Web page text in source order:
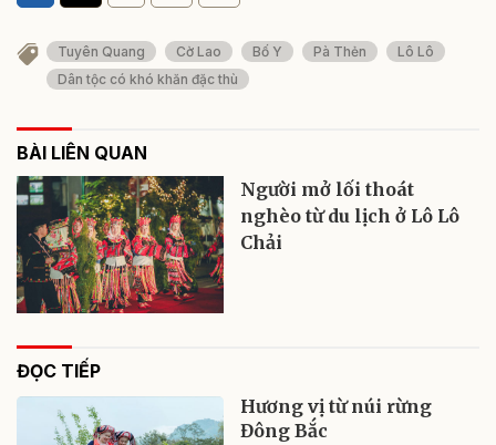
Tuyên Quang Cờ Lao Bố Y Pà Thẻn
Lô Lô
Dân tộc có khó khăn đặc thù
BÀI LIÊN QUAN
Người mở lối thoát
nghèo từ du lịch ở Lô Lô
Chải
ĐỌC TIẾP
Hương vị từ núi rừng
Đông Bắc